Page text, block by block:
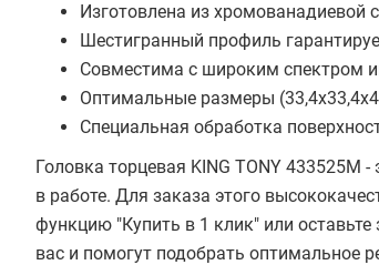
Изготовлена из хромованадиевой
Шестигранный профиль
Совместима с широким спектром
Оптимальные размеры
Специальная обработка
Головка торцевая KING TONY
в работе. Для заказа этого
функцию "Купить в 1 клик" или
вас и помогут подобрать оптимальное